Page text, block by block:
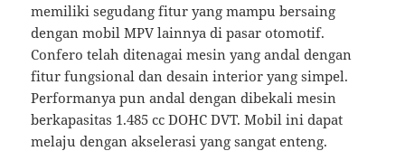
memiliki segudang fitur yang mampu bersaing
dengan mobil MPV lainnya di pasar otomotif.
Confero telah ditenagai mesin yang andal dengan
fitur fungsional dan desain interior yang simpel.
Performanya pun andal dengan dibekali mesin
berkapasitas 1.485 cc DOHC DVT. Mobil ini dapat
melaju dengan akselerasi yang sangat enteng.